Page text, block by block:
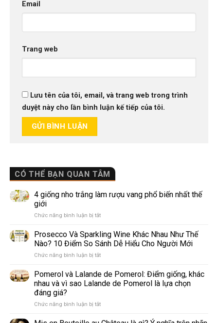
CÓ THỂ BẠN QUAN TÂM
4 giống nho trắng làm rượu vang phổ biến nhất thế
giới
Chức năng bình luận bị tắtở
giống
nho
trắng
làm
vang
phổ
thế
Prosecco Và Sparkling Wine Khác Nhau Như Thế
Nào? 10 Điểm So Sánh Dễ Hiểu Cho Người Mới
Chức năng bình luận bị tắtở
Và
Sparkling
Wine
Nhau
Thế
Pomerol và Lalande de Pomerol: Điểm giống, khác
nhau và vì sao Lalande de Pomerol là lựa chọn
đáng giá?
Chức năng bình luận bị tắtở
và
Email
Trang web
Lưu tên của tôi, email, và trang web trong trình
duyệt này cho lần bình luận kế tiếp của tôi.